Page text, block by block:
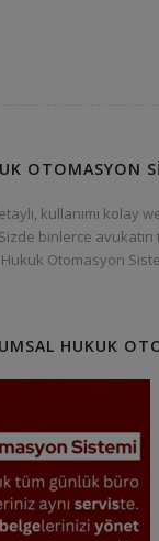
OTOMASYON
kullanımı kolay
binlerce avukatın
Otomasyon
HUKUK